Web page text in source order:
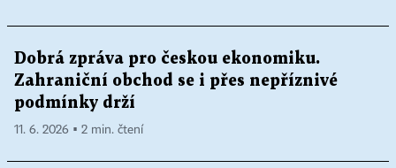
Dobrá zpráva pro českou ekonomiku.
Zahraniční obchod se i přes nepříznivé
podmínky drží
11. 6. 2026 ▪ 2 min. čtení